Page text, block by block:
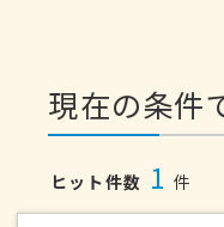
現在の条件
ヒット件数 1 件